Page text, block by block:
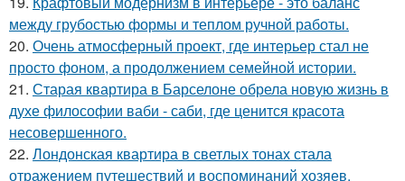
между грубостью формы и теплом ручной работы.
20. Очень атмосферный проект, где интерьер стал не
просто фоном, а продолжением семейной истории.
21. Старая квартира в Барселоне обрела новую жизнь в
духе философии ваби - саби, где ценится красота
несовершенного.
22. Лондонская квартира в светлых тонах стала
отражением путешествий и воспоминаний хозяев.